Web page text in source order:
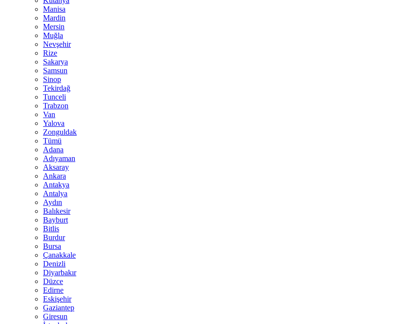
Manisa
Mardin
Mersin
Muğla
Nevşehir
Rize
Sakarya
Samsun
Sinop
Tekirdağ
Tunceli
Trabzon
Van
Yalova
Zonguldak
Tümü
Adana
Adıyaman
Aksaray
Ankara
Antakya
Antalya
Aydın
Balıkesir
Bayburt
Bitlis
Burdur
Bursa
Çanakkale
Denizli
Diyarbakır
Düzce
Edirne
Eskişehir
Gaziantep
Giresun